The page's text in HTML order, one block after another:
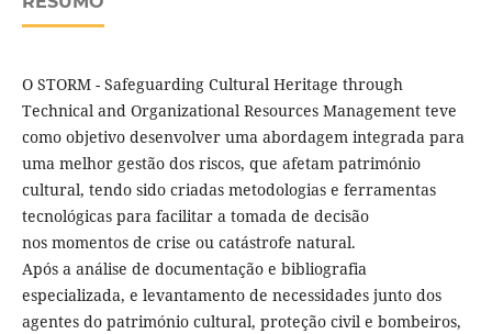
O STORM - Safeguarding Cultural Heritage through
Technical and Organizational Resources Management teve
como objetivo desenvolver uma abordagem integrada para
uma melhor gestão dos riscos, que afetam património
cultural, tendo sido criadas metodologias e ferramentas
tecnológicas para facilitar a tomada de decisão
nos momentos de crise ou catástrofe natural.
Após a análise de documentação e bibliografia
especializada, e levantamento de necessidades junto dos
agentes do património cultural, proteção civil e bombeiros,